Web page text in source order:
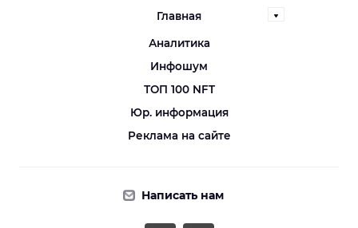
Главная
Аналитика
Инфошум
ТОП 100 NFT
Юр. информация
Реклама на сайте
Написать нам